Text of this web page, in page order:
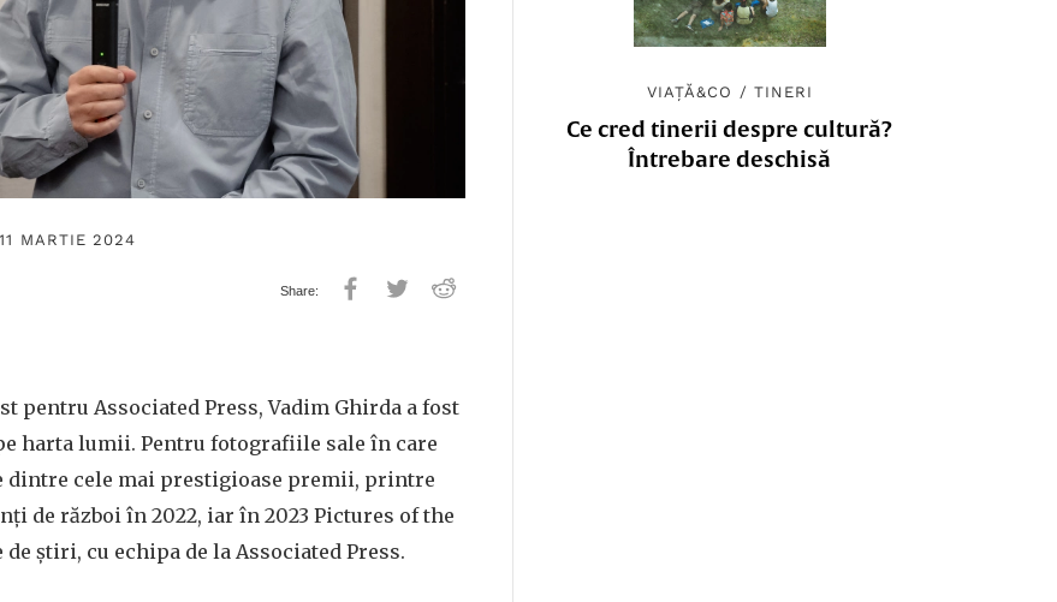
MARTIE 2024
pentru Associated Press, Vadim Ghirda a fost
harta lumii. Pentru fotografiile sale în care
dintre cele mai prestigioase premii, printre
de război în 2022, iar în 2023 Pictures of the
știri, cu echipa de la Associated Press.
VIAȚĂ&CO / TINERI
Ce cred tinerii despre cultură?
Întrebare deschisă